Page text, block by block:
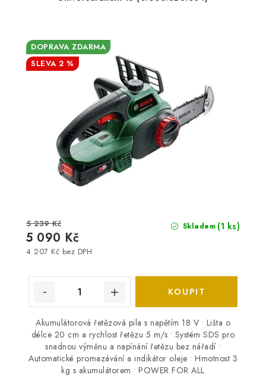
2 %
DOPRAVA ZDARMA
Skladem (1 ks)
4 207 Kč bez DPH
5 090 Kč
5 239 Kč
Akumulátorová řetězová pila s napětím 18 V • Lišta o
délce 20 cm a rychlost řetězu 5 m/s • Systém SDS pro
snadnou výměnu a napínání řetězu bez nářadí •
Automatické promazávání a indikátor oleje • Hmotnost 3
kg s akumulátorem • POWER FOR ALL